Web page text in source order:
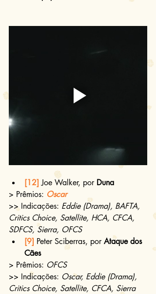
[12] Joe Walker, por Duna
> Prêmios: Oscar
>> Indicações: Eddie (Drama), BAFTA,
Critics Choice, Satellite, HCA, CFCA,
SDFCS, Sierra, OFCS
[9] Peter Sciberras, por Ataque dos
Cães
> Prêmios: OFCS
>> Indicações: Oscar, Eddie (Drama),
Critics Choice, Satellite, CFCA, Sierra